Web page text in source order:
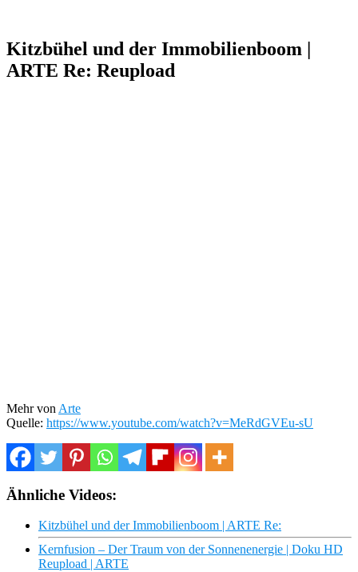
Kitzbühel und der Immobilienboom |
ARTE Re: Reupload
Mehr von Arte
Quelle: https://www.youtube.com/watch?v=MeRdGVEu-sU
Ähnliche Videos:
Kitzbühel und der Immobilienboom | ARTE Re:
Kernfusion – Der Traum von der Sonnenenergie | Doku HD
Reupload | ARTE